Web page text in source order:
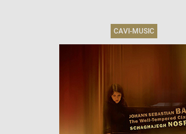
CAVI-MUSIC